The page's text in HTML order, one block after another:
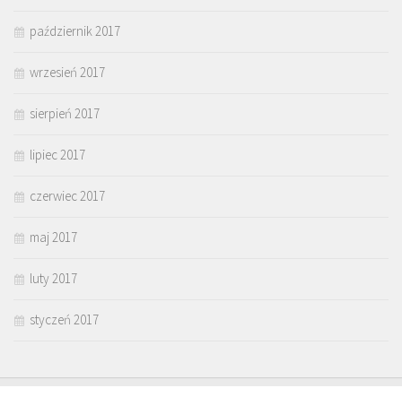
październik 2017
wrzesień 2017
sierpień 2017
lipiec 2017
czerwiec 2017
maj 2017
luty 2017
styczeń 2017